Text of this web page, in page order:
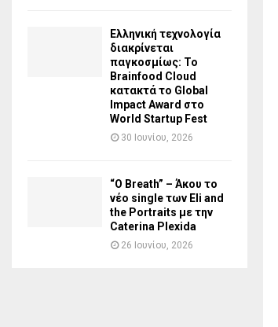
Ελληνική τεχνολογία
διακρίνεται
παγκοσμίως: Το
Brainfood Cloud
κατακτά το Global
Impact Award στο
World Startup Fest
30 Ιουνίου, 2026
“O Breath” – Άκου το
νέο single των Eli and
the Portraits με την
Caterina Plexida
26 Ιουνίου, 2026